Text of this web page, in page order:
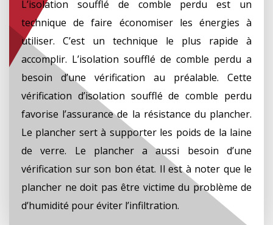
L’isolation soufflé de comble perdu est un
technique de faire économiser les énergies à
utiliser. C’est un technique le plus rapide à
accomplir. L’isolation soufflé de comble perdu a
besoin d’une vérification au préalable. Cette
vérification d’isolation soufflé de comble perdu
favorise l’assurance de la résistance du plancher.
Le plancher sert à supporter les poids de la laine
de verre. Le plancher a aussi besoin d’une
vérification sur son bon état. Il est à noter que le
plancher ne doit pas être victime du problème de
d’humidité pour éviter l’infiltration.